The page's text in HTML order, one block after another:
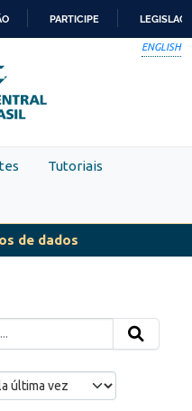
PARTICIPE
ENGLISH
Tutoriais
de dados